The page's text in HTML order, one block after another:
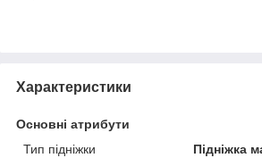
Характеристики
Основні атрибути
Тип підніжки
Підніжка